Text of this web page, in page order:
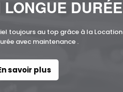
LONGUE DURÉE
toujours au top grâce à la Location
avec maintenance .
savoir plus